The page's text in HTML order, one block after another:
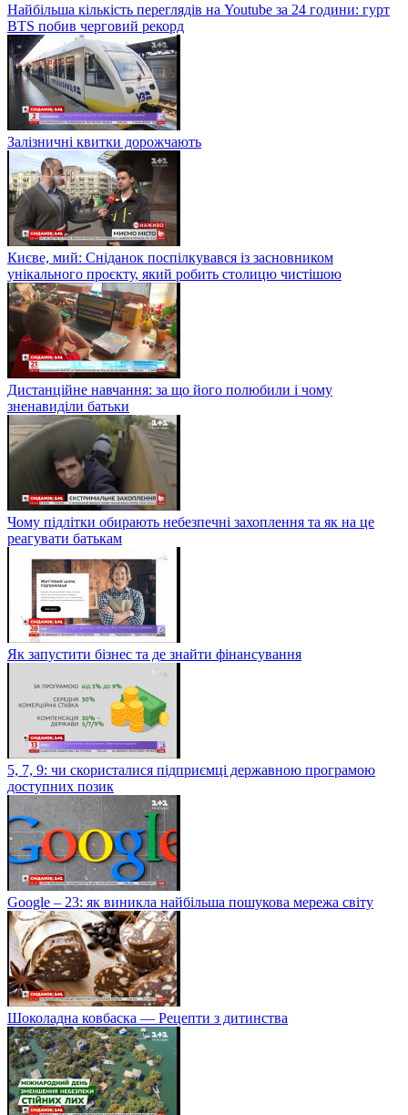
Найбільша кількість переглядів на Youtube за 24 години: гурт
BTS побив черговий рекорд
Залізничні квитки дорожчають
Києве, мий: Сніданок поспілкувався із засновником
унікального проєкту, який робить столицю чистішою
Дистанційне навчання: за що його полюбили і чому
зненавиділи батьки
Чому підлітки обирають небезпечні захоплення та як на це
реагувати батькам
Як запустити бізнес та де знайти фінансування
5, 7, 9: чи скористалися підприємці державною програмою
доступних позик
Google – 23: як виникла найбільша пошукова мережа світу
Шоколадна ковбаска — Рецепти з дитинства